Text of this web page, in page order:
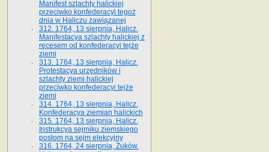
Manifest szlachty halickiej
przeciwko konfederacyi tegoż
dnia w Haliczu zawiązanej
312. 1764, 13 sierpnia, Halicz.
Manifestacya szlachty halickiej z
recesem od konfederacyi tejże
ziemi
313. 1764, 13 sierpnia, Halicz.
Protestacya urzędników i
szlachty ziemi halickiej
przeciwko konfederacyi tejże
ziemi
314. 1764, 13 sierpnia, Halicz.
Konfederacya ziemian halickich
315. 1764, 13 sierpnia, Halicz.
Instrukcya sejmiku ziemskiego
posłom na sejm elekcyjny
316. 1764, 24 sierpnia, Żuków.